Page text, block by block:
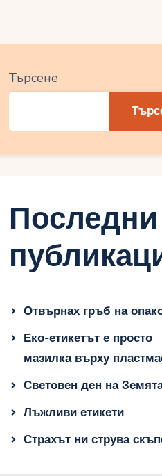
Търсене
Последни
Отвърнах гръб на
Еко-етикетът е просто
мазилка върху
Световен ден на
Лъжливи етикети
Страхът ни струва